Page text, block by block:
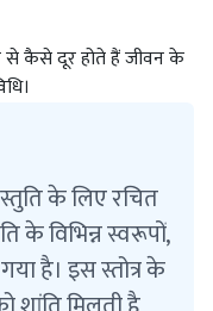
से कैसे दूर होते हैं जीवन के
के लिए रचित
के विभिन्न स्वरूपों,
है। इस स्तोत्र के